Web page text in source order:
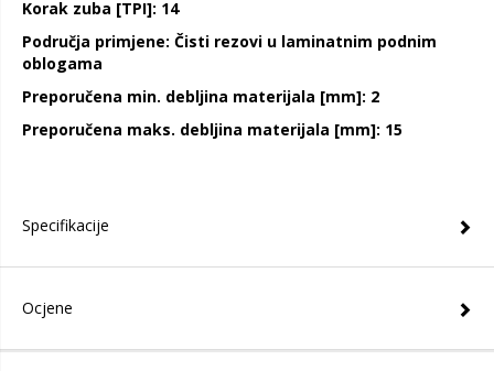
Korak zuba [TPI]: 14
Područja primjene: Čisti rezovi u laminatnim podnim
oblogama
Preporučena min. debljina materijala [mm]: 2
Preporučena maks. debljina materijala [mm]: 15
Specifikacije
Ocjene